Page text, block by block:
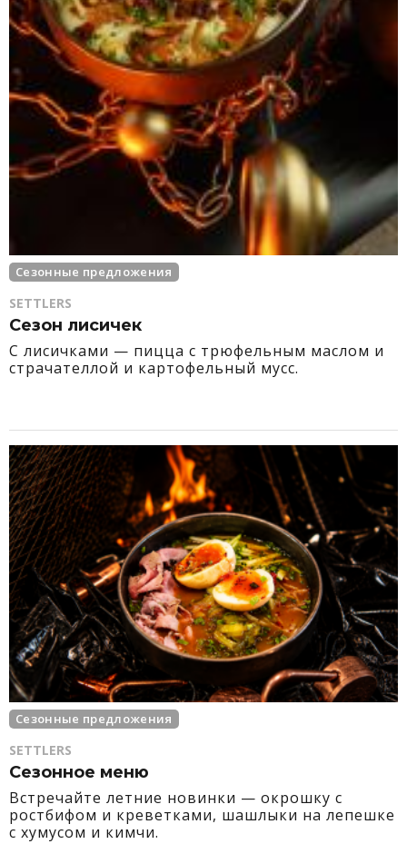
Сезонные предложения
SETTLERS
Сезон лисичек
С лисичками — пицца с трюфельным маслом и
страчателлой и картофельный мусс.
Сезонные предложения
SETTLERS
Сезонное меню
Встречайте летние новинки — окрошку с
ростбифом и креветками, шашлыки на лепешке
с хумусом и кимчи.